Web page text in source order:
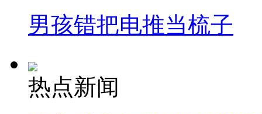
男孩错把电推当梳子
热点新闻